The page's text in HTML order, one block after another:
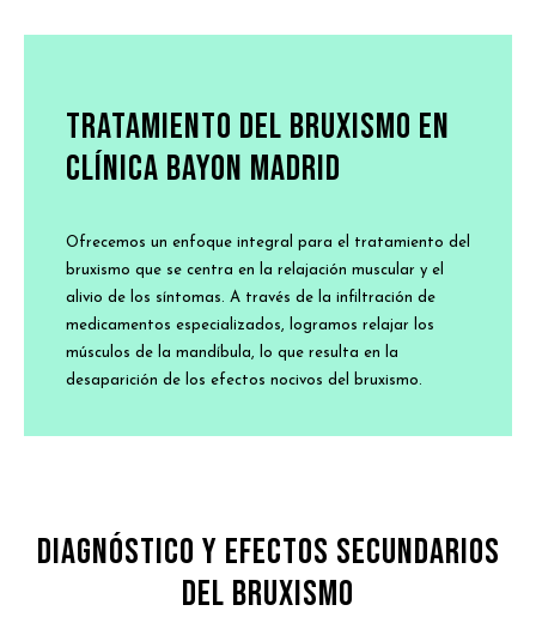
Tratamiento del Bruxismo en
Clínica Bayon Madrid
Ofrecemos un enfoque integral para el tratamiento del
bruxismo que se centra en la relajación muscular y el
alivio de los síntomas. A través de la infiltración de
medicamentos especializados, logramos relajar los
músculos de la mandíbula, lo que resulta en la
desaparición de los efectos nocivos del bruxismo.
Diagnóstico y Efectos Secundarios
del Bruxismo